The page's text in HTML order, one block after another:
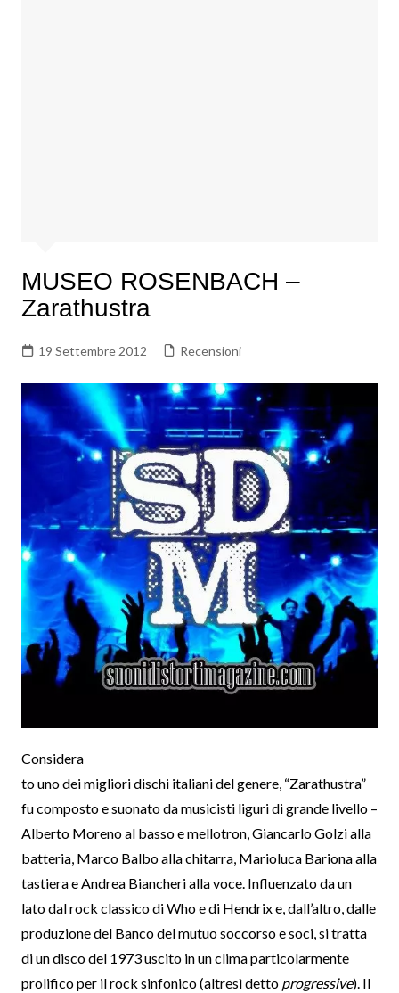
MUSEO ROSENBACH –
Zarathustra
19 Settembre 2012 Recensioni
Considera
to uno dei migliori dischi italiani del genere, “Zarathustra”
fu composto e suonato da musicisti liguri di grande livello –
Alberto Moreno al basso e mellotron, Giancarlo Golzi alla
batteria, Marco Balbo alla chitarra, Marioluca Bariona alla
tastiera e Andrea Biancheri alla voce. Influenzato da un
lato dal rock classico di Who e di Hendrix e, dall’altro, dalle
produzione del Banco del mutuo soccorso e soci, si tratta
di un disco del 1973 uscito in un clima particolarmente
prolifico per il rock sinfonico (altresì detto progressive). Il